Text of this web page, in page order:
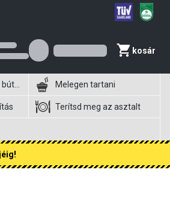
kosár
Rozsdamentes acél bútorok Melegen tartani
Terítsd meg az asztalt